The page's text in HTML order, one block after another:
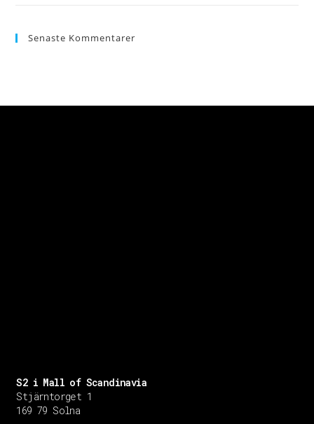
Senaste Kommentarer
S2 i Mall of Scandinavia
Stjärntorget 1
169 79 Solna